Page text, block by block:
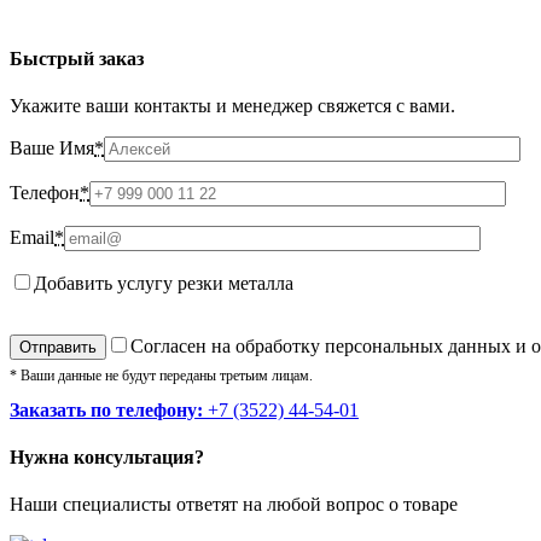
Быстрый заказ
Укажите ваши контакты и менеджер свяжется с вами.
Ваше Имя*
Телефон*
Email*
Добавить услугу резки металла
Cогласен на обработку персональных данных и
* Ваши данные не будут переданы третьим лицам.
Заказать по телефону: +7 (3522) 44-54-01
Нужна консультация?
Наши специалисты ответят на любой вопрос о товаре